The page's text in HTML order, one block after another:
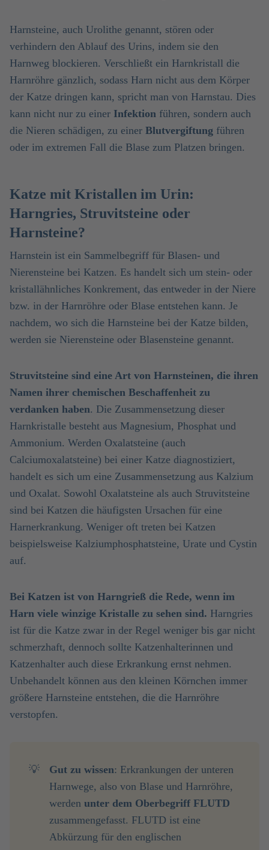
Harnsteine, auch Urolithe genannt, stören oder
verhindern den Ablauf des Urins, indem sie den
Harnweg blockieren. Verschließt ein Harnkristall die
Harnröhre gänzlich, sodass Harn nicht aus dem Körper
der Katze dringen kann, spricht man von Harnstau. Dies
kann nicht nur zu einer Infektion führen, sondern auch
die Nieren schädigen, zu einer Blutvergiftung führen
oder im extremen Fall die Blase zum Platzen bringen.
Katze mit Kristallen im Urin:
Harngries, Struvitsteine oder
Harnsteine?
Harnstein ist ein Sammelbegriff für Blasen- und
Nierensteine bei Katzen. Es handelt sich um stein- oder
kristallähnliches Konkrement, das entweder in der Niere
bzw. in der Harnröhre oder Blase entstehen kann. Je
nachdem, wo sich die Harnsteine bei der Katze bilden,
werden sie Nierensteine oder Blasensteine genannt.
Struvitsteine sind eine Art von Harnsteinen, die ihren
Namen ihrer chemischen Beschaffenheit zu
verdanken haben. Die Zusammensetzung dieser
Harnkristalle besteht aus Magnesium, Phosphat und
Ammonium. Werden Oxalatsteine (auch
Calciumoxalatsteine) bei einer Katze diagnostiziert,
handelt es sich um eine Zusammensetzung aus Kalzium
und Oxalat. Sowohl Oxalatsteine als auch Struvitsteine
sind bei Katzen die häufigsten Ursachen für eine
Harnerkrankung. Weniger oft treten bei Katzen
beispielsweise Kalziumphosphatsteine, Urate und Cystin
auf.
Bei Katzen ist von Harngrieß die Rede, wenn im
Harn viele winzige Kristalle zu sehen sind. Harngries
ist für die Katze zwar in der Regel weniger bis gar nicht
schmerzhaft, dennoch sollte Katzenhalterinnen und
Katzenhalter auch diese Erkrankung ernst nehmen.
Unbehandelt können aus den kleinen Körnchen immer
größere Harnsteine entstehen, die die Harnröhre
verstopfen.
💡 Gut zu wissen: Erkrankungen der unteren
Harnwege, also von Blase und Harnröhre,
werden
zusammengefasst. FLUTD ist eine
Abkürzung für den englischen